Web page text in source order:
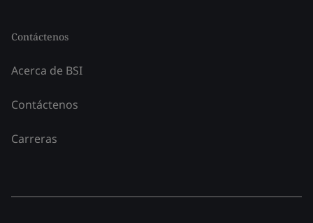
Contáctenos
Acerca de BSI
Contáctenos
Carreras